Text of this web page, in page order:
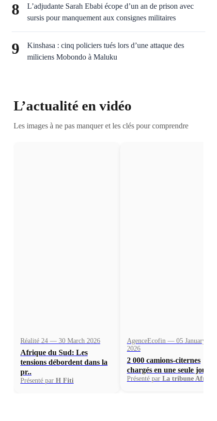
8
L’adjudante Sarah Ebabi écope d’un an de prison avec
sursis pour manquement aux consignes militaires
9
Kinshasa : cinq policiers tués lors d’une attaque des
miliciens Mobondo à Maluku
L’actualité en vidéo
Les images à ne pas manquer et les clés pour comprendre
Réalité 24 — 30 March 2026
Afrique du Sud: Les
tensions débordent dans la
pr..
Présenté par H Fiti
AgenceEcofin — 05 January
2026
2 000 camions-citernes
chargés en une seule
Présenté par La tribune